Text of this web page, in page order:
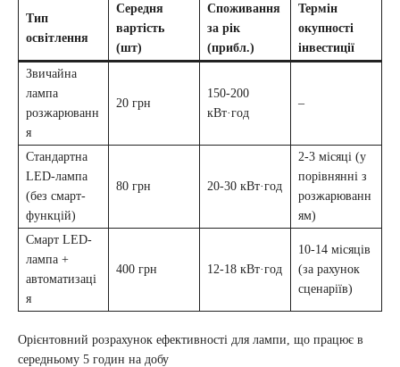
Тип
освітлення
Середня
вартість
(шт)
Споживання
за рік
(прибл.)
Термін
окупності
інвестиції
Звичайна
лампа
розжарюванн
я
20 грн
150-200
кВт·год
–
Стандартна
LED-лампа
(без смарт-
функцій)
80 грн 20-30 кВт·год
2-3 місяці (у
порівнянні з
розжарюванн
ям)
Смарт LED-
лампа +
автоматизаці
я
400 грн 12-18 кВт·год
10-14 місяців
(за рахунок
сценаріїв)
Орієнтовний розрахунок ефективності для лампи, що працює в
середньому 5 годин на добу